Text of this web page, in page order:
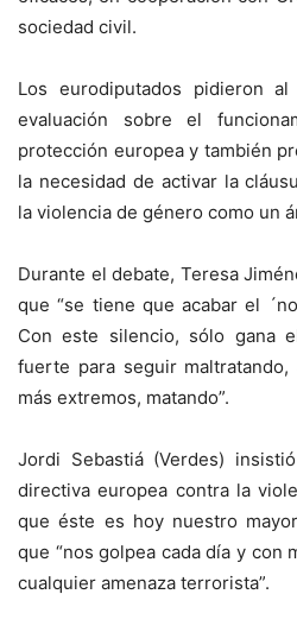
sociedad civil.
Los eurodiputados pidieron
evaluación sobre el
protección europea y también
la necesidad de activar la
la violencia de género como un
Durante el debate, Teresa
que “se tiene que acabar el
Con este silencio, sólo gana
fuerte para seguir
más extremos, matando”.
Jordi Sebastiá (Verdes)
directiva europea contra la
que éste es hoy nuestro
que “nos golpea cada día y con
cualquier amenaza terrorista”.